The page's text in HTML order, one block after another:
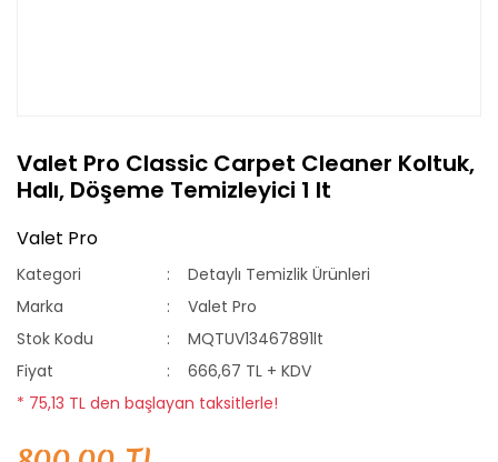
Valet Pro Classic Carpet Cleaner Koltuk,
Halı, Döşeme Temizleyici 1 lt
Valet Pro
Kategori
Detaylı Temizlik Ürünleri
Marka
Valet Pro
Stok Kodu
MQTUV13467891lt
Fiyat
666,67 TL + KDV
* 75,13 TL den başlayan taksitlerle!